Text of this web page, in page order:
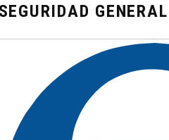
SEGURIDAD GENERAL